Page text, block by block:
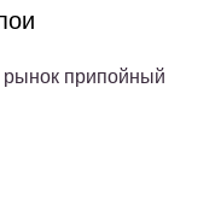
припойный